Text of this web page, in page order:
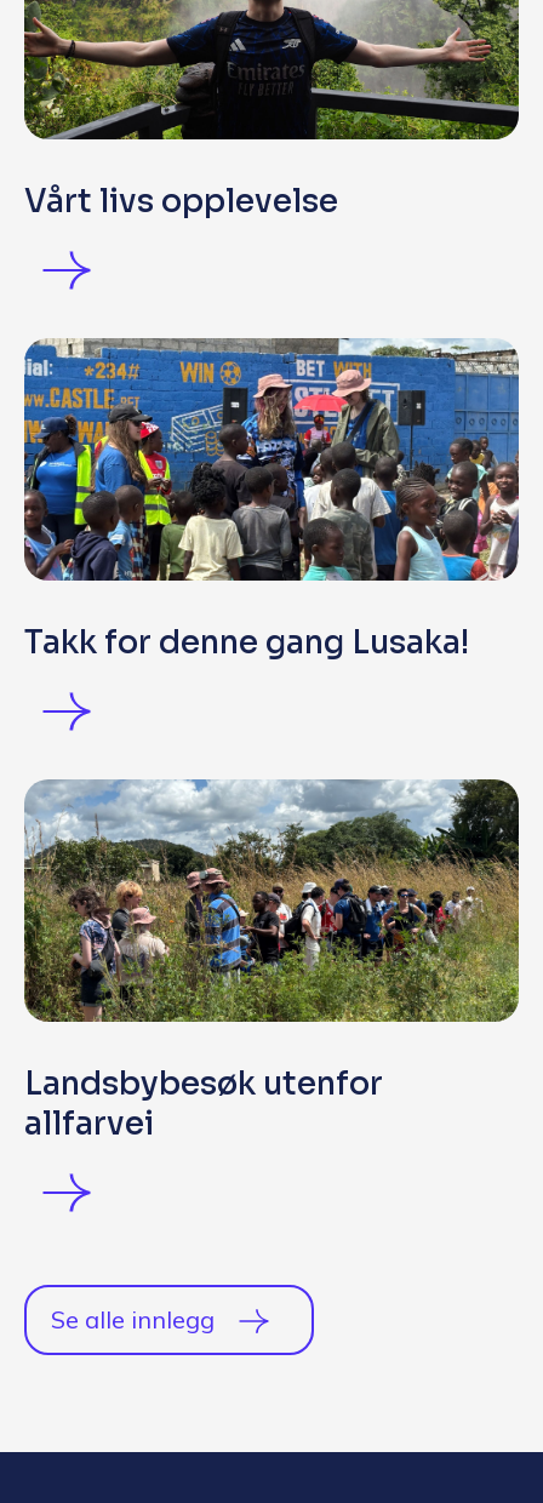
Vårt livs opplevelse
Takk for denne gang Lusaka!
Landsbybesøk utenfor
allfarvei
Se alle innlegg